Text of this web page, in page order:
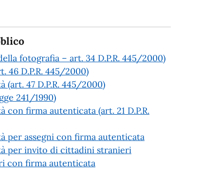
fotografia – art. 34 D.P.R. 445/2000)
46 D.P.R. 445/2000)
47 D.P.R. 445/2000)
241/1990)
firma autenticata (art. 21 D.P.R.
per assegni con firma autenticata
per invito di cittadini stranieri
con firma autenticata